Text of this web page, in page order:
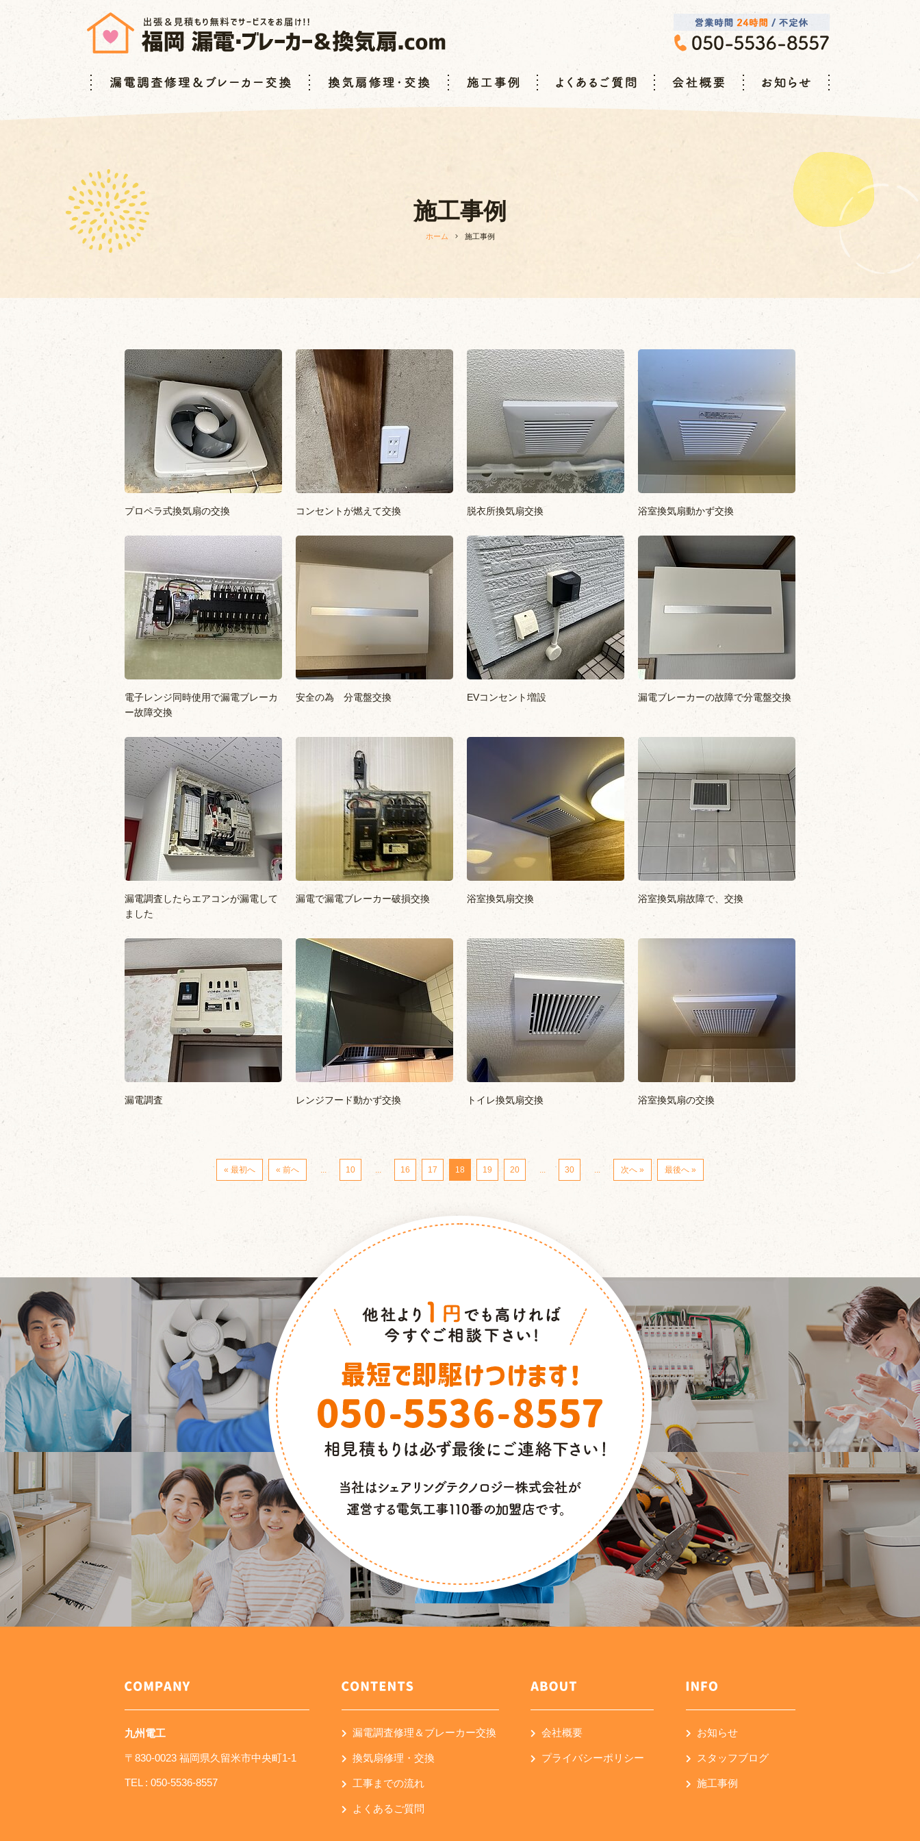
施工事例
ホーム 施工事例
プロペラ式換気扇の交換 コンセントが燃えて交換 脱衣所換気扇交換 浴室換気扇動かず交換
電子レンジ同時使用で漏電ブレーカ
ー故障交換
安全の為 分電盤交換 EVコンセント増設 漏電ブレーカーの故障で分電盤交換
漏電調査したらエアコンが漏電して
ました
漏電で漏電ブレーカー破損交換 浴室換気扇交換 浴室換気扇故障で、交換
漏電調査 レンジフード動かず交換 トイレ換気扇交換 浴室換気扇の交換
« 最初へ « 前へ ... 10 ... 16 17 18 19 20 ... 30 ... 次へ » 最後へ »
九州電工
〒830-0023 福岡県久留米市中央町1-1
TEL : 050-5536-8557
漏電調査修理＆ブレーカー交換
換気扇修理・交換
工事までの流れ
よくあるご質問
会社概要
プライバシーポリシー
お知らせ
スタッフブログ
施工事例